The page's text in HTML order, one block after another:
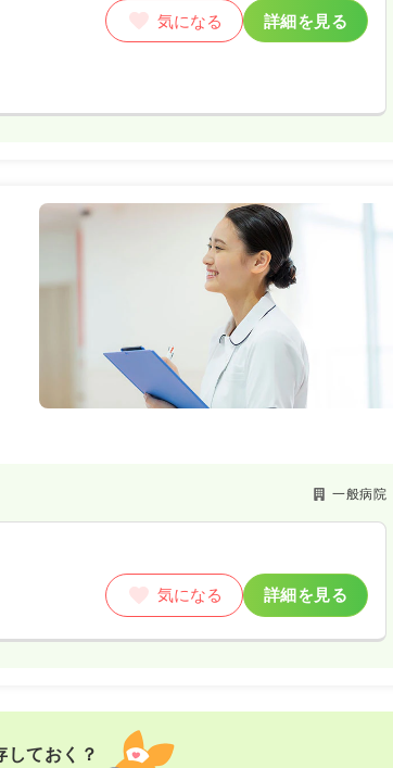
気になる 詳細を見る
一般病院
気になる 詳細を見る
しておく？